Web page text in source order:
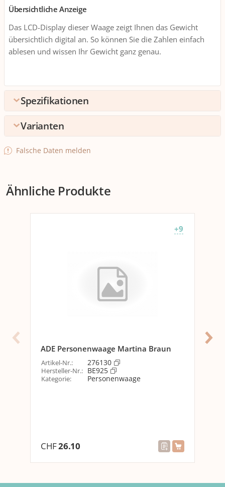
Übersichtliche Anzeige
Das LCD-Display dieser Waage zeigt Ihnen das Gewicht
übersichtlich digital an. So können Sie die Zahlen einfach
ablesen und wissen Ihr Gewicht ganz genau.
Spezifikationen
Umpack
n
Anwendung
App kompatibel
Ja
Allgemeine Produktinformationen
Weiss
Ausstattung
Abschaltautomatik
Ja
Varianten
+6
Falsche Daten melden
Ähnliche Produkte
+9
ADE Personenwaage Martina Braun
Artikel-Nr.: 276130
Hersteller-Nr.: BE925
Kategorie: Personenwaage
CHF26.10